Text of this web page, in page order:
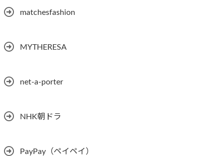
matchesfashion
MYTHERESA
net-a-porter
NHK朝ドラ
PayPay（ペイペイ）